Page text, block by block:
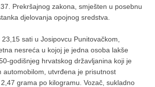
Prekršajnog zakona, smješten u posebnu
djelovanja opojnog sredstva.
sati u Josipovcu Punitovačkom,
nesreća u kojoj je jedna osoba lakše
godišnjeg hrvatskog državljanina koji je
automobilom, utvrđena je prisutnost
grama po kilogramu. Vozač, sukladno